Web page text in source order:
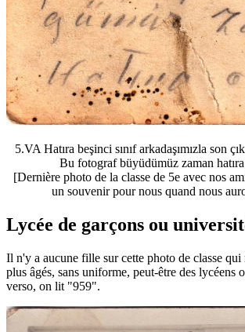
5.VA Hatıra beşinci sınıf arkadaşımızla son
Bu fotograf büyüdümüz zaman hatıra
[Dernière photo de la classe de 5e avec nos
un souvenir pour nous quand nous
Lycée de garçons ou
Il n'y a aucune fille sur cette photo de classe qui
plus âgés, sans uniforme, peut-être des lycéens
verso, on lit "959".